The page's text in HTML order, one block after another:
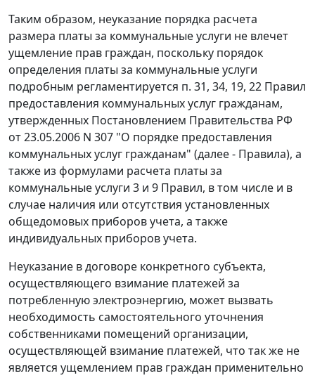
Таким образом, неуказание порядка расчета
размера платы за коммунальные услуги не влечет
ущемление прав граждан, поскольку порядок
определения платы за коммунальные услуги
подробным регламентируется п. 31, 34, 19, 22 Правил
предоставления коммунальных услуг гражданам,
утвержденных Постановлением Правительства РФ
от 23.05.2006 N 307 "О порядке предоставления
коммунальных услуг гражданам" (далее - Правила), а
также из формулами расчета платы за
коммунальные услуги 3 и 9 Правил, в том числе и в
случае наличия или отсутствия установленных
общедомовых приборов учета, а также
индивидуальных приборов учета.
Неуказание в договоре конкретного субъекта,
осуществляющего взимание платежей за
потребленную электроэнергию, может вызвать
необходимость самостоятельного уточнения
собственниками помещений организации,
осуществляющей взимание платежей, что так же не
является ущемлением прав граждан применительно